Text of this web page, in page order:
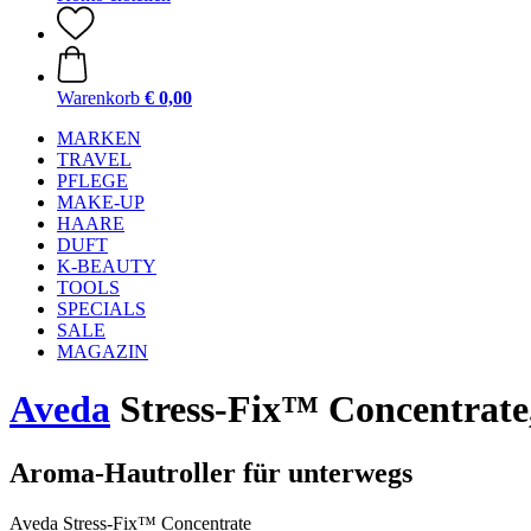
Warenkorb € 0,00
MARKEN
TRAVEL
PFLEGE
MAKE-UP
HAARE
DUFT
K-BEAUTY
TOOLS
SPECIALS
SALE
MAGAZIN
Aveda Stress-Fix™
Aroma-Hautroller für unterwegs
Aveda Stress-Fix™ Concentrate